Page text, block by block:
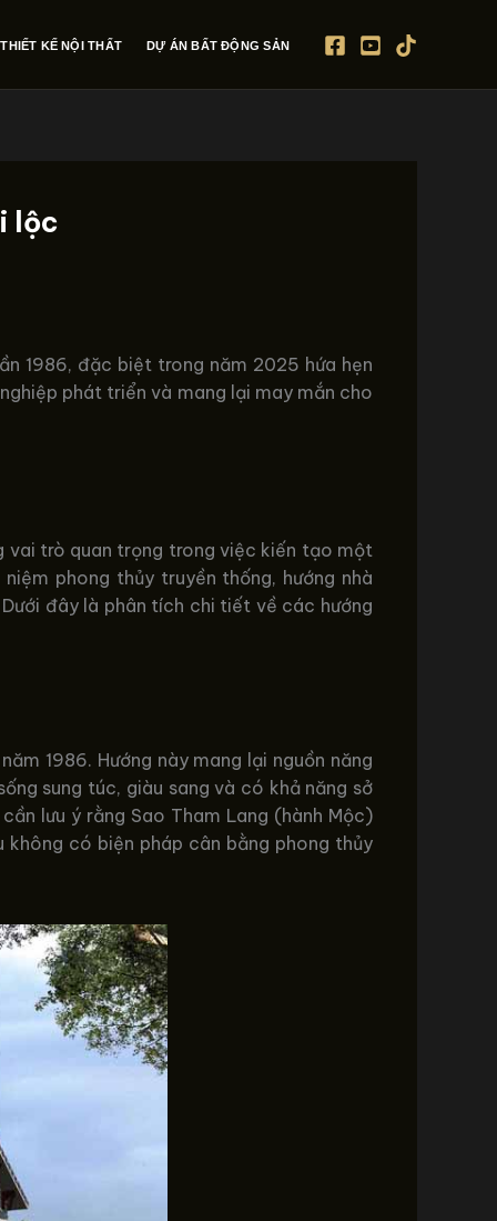
THIẾT KẾ NỘI THẤT DỰ ÁN BẤT ĐỘNG SẢN
lộc
1986, đặc biệt trong năm 2025 hứa hẹn
phát triển và mang lại may mắn cho
vai trò quan trọng trong việc kiến tạo một
phong thủy truyền thống, hướng nhà
đây là phân tích chi tiết về các hướng
1986. Hướng này mang lại nguồn năng
sung túc, giàu sang và có khả năng sở
lưu ý rằng Sao Tham Lang (hành Mộc)
có biện pháp cân bằng phong thủy